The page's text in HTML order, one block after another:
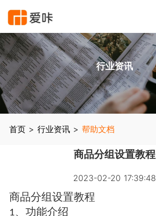
行业资讯
首页> 行业资讯> 帮助文档
商品分组设置教程
2023-02-20 17:39:48
商品分组设置教程
1、功能介绍